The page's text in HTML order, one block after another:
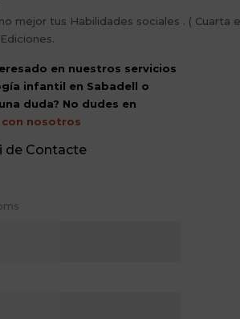
mejor tus Habilidades sociales . ( Cuarta
en nuestros servicios
infantil en Sabadell o
duda? No dudes en
nosotros
de Contacte